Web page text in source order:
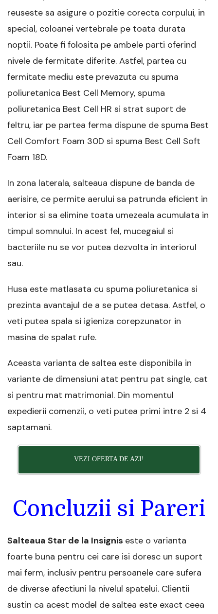
reuseste sa asigure o pozitie corecta corpului, in
special, coloanei vertebrale pe toata durata
noptii. Poate fi folosita pe ambele parti oferind
nivele de fermitate diferite. Astfel, partea cu
fermitate mediu este prevazuta cu spuma
poliuretanica Best Cell Memory, spuma
poliuretanica Best Cell HR si strat suport de
feltru, iar pe partea ferma dispune de spuma Best
Cell Comfort Foam 30D si spuma Best Cell Soft
Foam 18D.
In zona laterala, salteaua dispune de banda de
aerisire, ce permite aerului sa patrunda eficient in
interior si sa elimine toata umezeala acumulata in
timpul somnului. In acest fel, mucegaiul si
bacteriile nu se vor putea dezvolta in interiorul
sau.
Husa este matlasata cu spuma poliuretanica si
prezinta avantajul de a se putea detasa. Astfel, o
veti putea spala si igieniza corepzunator in
masina de spalat rufe.
Aceasta varianta de saltea este disponibila in
variante de dimensiuni atat pentru pat single, cat
si pentru mat matrimonial. Din momentul
expedierii comenzii, o veti putea primi intre 2 si 4
saptamani.
VEZI OFERTA DE AZI!
Concluzii si Pareri
Salteaua Star de la Insignis este o varianta
foarte buna pentru cei care isi doresc un suport
mai ferm, inclusiv pentru persoanele care sufera
de diverse afectiuni la nivelul spatelui. Clientii
sustin ca acest model de saltea este exact ceea